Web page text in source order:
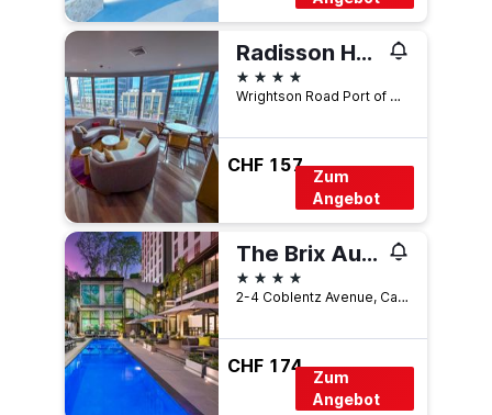
Radisson Hotel Trinidad
4 Sterne
Wrightson Road Port of Spain 0000 TT, Port-of-Spain, Trinidad und Tobago
CHF 157
Zum
Angebot
The Brix Autograph Collection
4 Sterne
2-4 Coblentz Avenue, Cascade, Port-of-Spain, Trinidad und Tobago
CHF 174
Zum
Angebot